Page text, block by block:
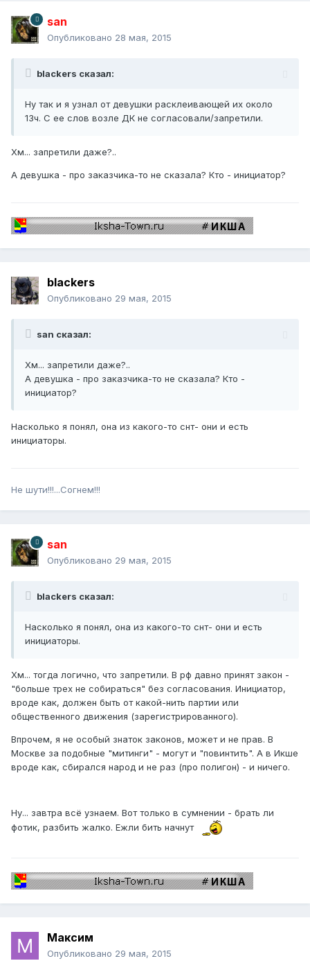
san
Опубликовано 28 мая, 2015
blackers сказал:
Ну так и я узнал от девушки расклеивающей их около
13ч. С ее слов возле ДК не согласовали/запретили.
Хм... запретили даже?..
А девушка - про заказчика-то не сказала? Кто - инициатор?
blackers
Опубликовано 29 мая, 2015
san сказал:
Хм... запретили даже?..
А девушка - про заказчика-то не сказала? Кто -
инициатор?
Насколько я понял, она из какого-то снт- они и есть
инициаторы.
Не шути!!!...Согнем!!!
san
Опубликовано 29 мая, 2015
blackers сказал:
Насколько я понял, она из какого-то снт- они и есть
инициаторы.
Хм... тогда логично, что запретили. В рф давно принят закон -
"больше трех не собираться" без согласования. Инициатор,
вроде как, должен быть от какой-нить партии или
общественного движения (зарегистрированного).
Впрочем, я не особый знаток законов, может и не прав. В
Москве за подобные "митинги" - могут и "повинтить". А в Икше
вроде как, сбирался народ и не раз (про полигон) - и ничего.
Ну... завтра всё узнаем. Вот только в сумнении - брать ли
фотик, разбить жалко. Ежли бить начнут
Максим
Опубликовано 29 мая, 2015